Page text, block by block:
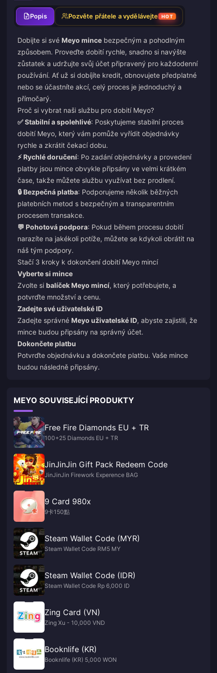
Popis Pozvěte přátele a vydělávejte HOT
Dobijte si své Meyo mince bezpečným a pohodlným
způsobem. Proveďte dobití rychle, snadno si navýšte
zůstatek a udržujte svůj účet připravený pro každodenní
používání. Ať už si dobíjíte kredit, obnovujete předplatné
nebo se účastníte akcí, celý proces je jednoduchý a
přímočarý.
Proč si vybrat naši službu pro dobití Meyo?
✅ Stabilní a spolehlivé: Poskytujeme stabilní proces
dobití Meyo, který vám pomůže vyřídit objednávky
rychle a zkrátit čekací dobu.
⚡ Rychlé doručení: Po zadání objednávky a provedení
platby jsou mince obvykle připsány ve velmi krátkém
čase, takže můžete službu využívat bez prodlení.
🔒 Bezpečná platba: Podporujeme několik běžných
platebních metod s bezpečným a transparentním
procesem transakce.
💬 Pohotová podpora: Pokud během procesu dobití
narazíte na jakékoli potíže, můžete se kdykoli obrátit na
náš tým podpory.
Stačí 3 kroky k dokončení dobití Meyo mincí
Vyberte si mince
Zvolte si balíček Meyo mincí, který potřebujete, a
potvrďte množství a cenu.
Zadejte své uživatelské ID
Zadejte správné Meyo uživatelské ID, abyste zajistili, že
mince budou připsány na správný účet.
Dokončete platbu
Potvrďte objednávku a dokončete platbu. Vaše mince
budou následně připsány.
MEYO SOUVISEJÍCÍ PRODUKTY
Free Fire Diamonds EU + TR
100+25 Diamonds EU + TR
JinJinJin Gift Pack Redeem Code
JinJinJin Firework Experence BAG
9 Card 980x
9卡150點
Steam Wallet Code (MYR)
Steam Wallet Code RM5 MY
Steam Wallet Code (IDR)
Steam Wallet Code Rp 6,000 ID
Zing Card (VN)
Zing Xu - 10,000 VND
Booknlife (KR)
Booknlife (KR) 5,000 WON